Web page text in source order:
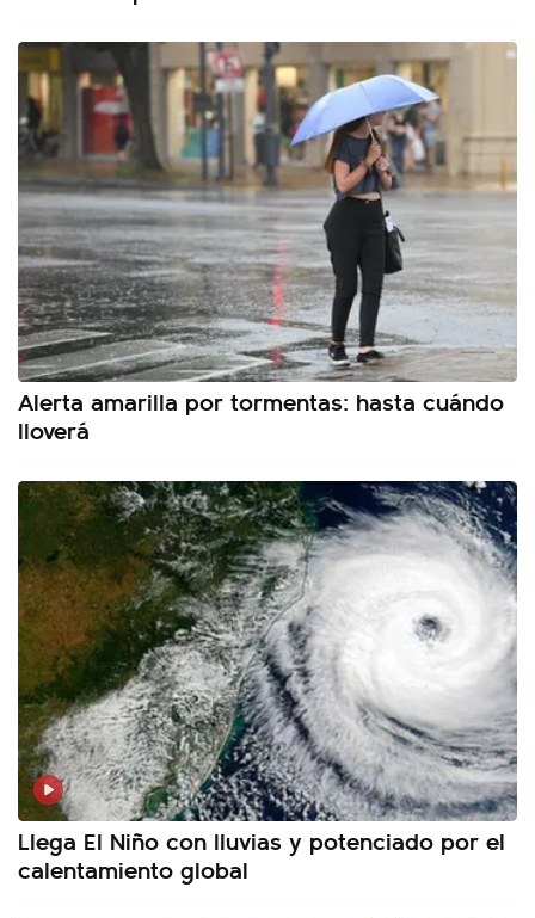
Alerta amarilla por tormentas: hasta cuándo
lloverá
Llega El Niño con lluvias y potenciado por el
calentamiento global